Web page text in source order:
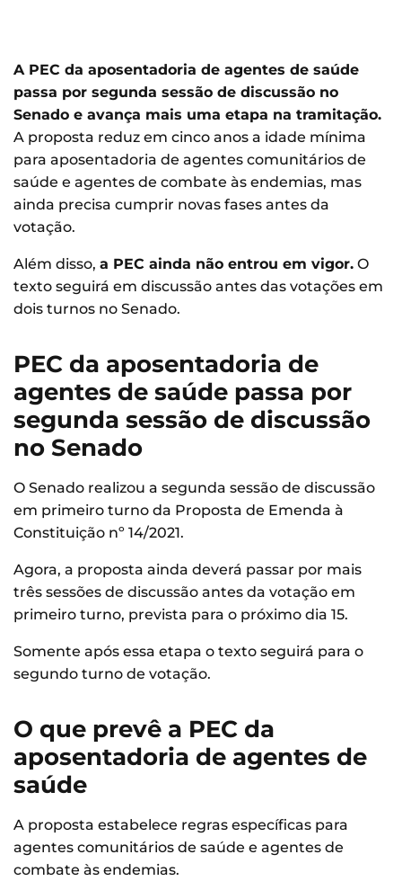
A PEC da aposentadoria de agentes de saúde
passa por segunda sessão de discussão no
Senado e avança mais uma etapa na tramitação.
A proposta reduz em cinco anos a idade mínima
para aposentadoria de agentes comunitários de
saúde e agentes de combate às endemias, mas
ainda precisa cumprir novas fases antes da
votação.
Além disso, a PEC ainda não entrou em vigor. O
texto seguirá em discussão antes das votações em
dois turnos no Senado.
PEC da aposentadoria de
agentes de saúde passa por
segunda sessão de discussão
no Senado
O Senado realizou a segunda sessão de discussão
em primeiro turno da Proposta de Emenda à
Constituição nº 14/2021.
Agora, a proposta ainda deverá passar por mais
três sessões de discussão antes da votação em
primeiro turno, prevista para o próximo dia 15.
Somente após essa etapa o texto seguirá para o
segundo turno de votação.
O que prevê a PEC da
aposentadoria de agentes de
saúde
A proposta estabelece regras específicas para
agentes comunitários de saúde e agentes de
combate às endemias.